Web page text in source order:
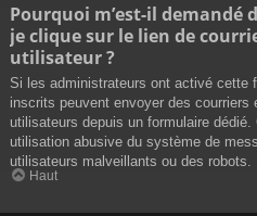
Pourquoi m’est-il demandé
je clique sur le lien de
utilisateur ?
Si les administrateurs ont activé cette
inscrits peuvent envoyer des courriers
utilisateurs depuis un formulaire dédié.
utilisation abusive du système de
utilisateurs malveillants ou des robots.
Haut